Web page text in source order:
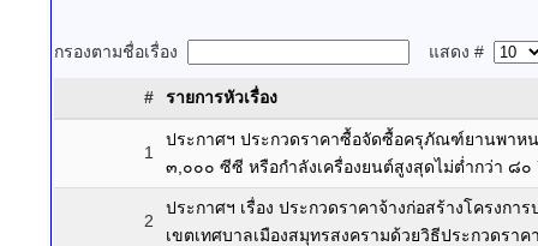
กรองตามชื่อเรื่อง แสดง #
# รายการหัวเรื่อง
1
ประกาศฯ ประกวดราคาซื้อจัดซื้อครุภัณฑ์ยานพาห
๓,๐๐๐ ซีซี หรือกำลังเครื่องยนต์สูงสุดไม่ต่ำกว่า ๘
2
ประกาศฯ เรื่อง ประกวดราคาจ้างก่อสร้างโครงก
เขตเทศบาลเมืองสมุทรสงครามด้วยวิธีประกวดราค